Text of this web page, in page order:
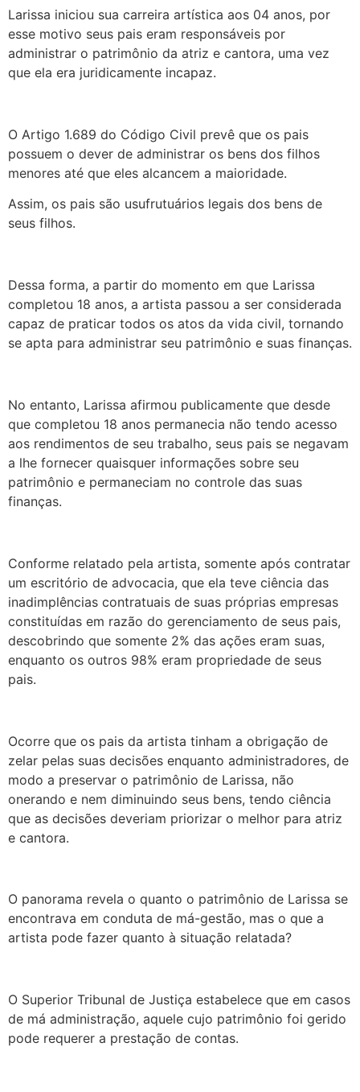
Larissa iniciou sua carreira artística aos 04 anos, por
esse motivo seus pais eram responsáveis por
administrar o patrimônio da atriz e cantora, uma vez
que ela era juridicamente incapaz.
O Artigo 1.689 do Código Civil prevê que os pais
possuem o dever de administrar os bens dos filhos
menores até que eles alcancem a maioridade.
Assim, os pais são usufrutuários legais dos bens de
seus filhos.
Dessa forma, a partir do momento em que Larissa
completou 18 anos, a artista passou a ser considerada
capaz de praticar todos os atos da vida civil, tornando
se apta para administrar seu patrimônio e suas finanças.
No entanto, Larissa afirmou publicamente que desde
que completou 18 anos permanecia não tendo acesso
aos rendimentos de seu trabalho, seus pais se negavam
a lhe fornecer quaisquer informações sobre seu
patrimônio e permaneciam no controle das suas
finanças.
Conforme relatado pela artista, somente após contratar
um escritório de advocacia, que ela teve ciência das
inadimplências contratuais de suas próprias empresas
constituídas em razão do gerenciamento de seus pais,
descobrindo que somente 2% das ações eram suas,
enquanto os outros 98% eram propriedade de seus
pais.
Ocorre que os pais da artista tinham a obrigação de
zelar pelas suas decisões enquanto administradores, de
modo a preservar o patrimônio de Larissa, não
onerando e nem diminuindo seus bens, tendo ciência
que as decisões deveriam priorizar o melhor para atriz
e cantora.
O panorama revela o quanto o patrimônio de Larissa se
encontrava em conduta de má-gestão, mas o que a
artista pode fazer quanto à situação relatada?
O Superior Tribunal de Justiça estabelece que em casos
de má administração, aquele cujo patrimônio foi gerido
pode requerer a prestação de contas.